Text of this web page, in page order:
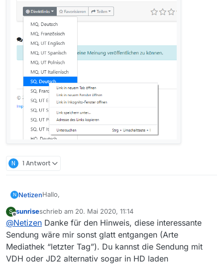
N 1 Antwort
N NetizenHallo,
soweit ich es sehe, habe ich die Checkliste
abgearbeitet und hoffentlich nichts übersehen,
deshalb möchte ich nun eine fehlende Sendung
melden:
und … danke für die Möglichkeit …
Sender:arte
S
Offline
sunriseschrieb am 20. Mai 2020, 11:14
zuletzt editiert von
@Netizen Danke für den Hinweis, diese interessante
Sendung wäre mir sonst glatt entgangen (Arte
Mediathek “letzter Tag”). Du kannst die Sendung mit
VDH oder JD2 alternativ sogar in HD laden